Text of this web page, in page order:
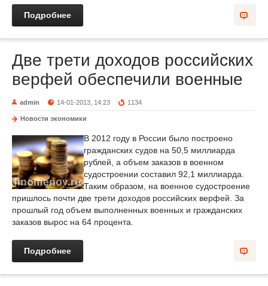
Подробнее
Две трети доходов российских
верфей обеспечили военные
admin 14-01-2013, 14:23 1134
Новости экономики
В 2012 году в России было построено
гражданских судов на 50,5 миллиарда
рублей, а объем заказов в военном
судостроении составил 92,1 миллиарда.
Таким образом, на военное судостроение
пришлось почти две трети доходов российских верфей. За
прошлый год объем выполненных военных и гражданских
заказов вырос на 64 процента.
Подробнее